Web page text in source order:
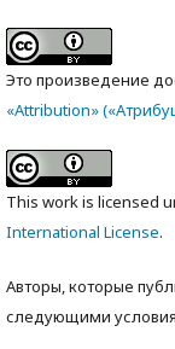
Это произведение
«Attribution»
This work is licensed
International License.
Авторы, которые
следующими